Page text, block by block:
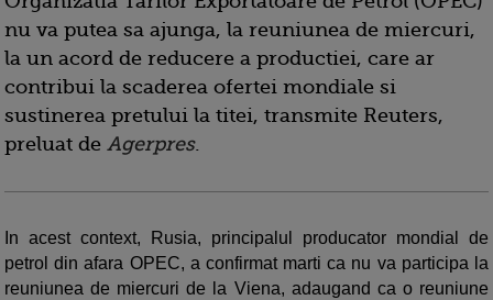
nu va putea sa ajunga, la reuniunea de miercuri,
la un acord de reducere a productiei, care ar
contribui la scaderea ofertei mondiale si
sustinerea pretului la titei, transmite Reuters,
preluat de Agerpres.
In acest context, Rusia, principalul producator mondial de
petrol din afara OPEC, a confirmat marti ca nu va participa la
reuniunea de miercuri de la Viena, adaugand ca o reuniune